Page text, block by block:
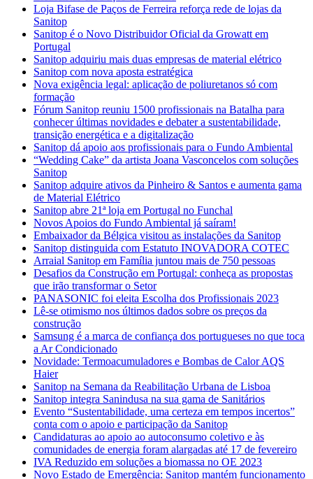
Loja Bifase de Paços de Ferreira reforça rede de lojas da
Sanitop
Sanitop é o Novo Distribuidor Oficial da Growatt em
Portugal
Sanitop adquiriu mais duas empresas de material elétrico
Sanitop com nova aposta estratégica
Nova exigência legal: aplicação de poliuretanos só com
formação
Fórum Sanitop reuniu 1500 profissionais na Batalha para
conhecer últimas novidades e debater a sustentabilidade,
transição energética e a digitalização
Sanitop dá apoio aos profissionais para o Fundo Ambiental
“Wedding Cake” da artista Joana Vasconcelos com soluções
Sanitop
Sanitop adquire ativos da Pinheiro & Santos e aumenta gama
de Material Elétrico
Sanitop abre 21ª loja em Portugal no Funchal
Novos Apoios do Fundo Ambiental já saíram!
Embaixador da Bélgica visitou as instalações da Sanitop
Sanitop distinguida com Estatuto INOVADORA COTEC
Arraial Sanitop em Família juntou mais de 750 pessoas
Desafios da Construção em Portugal: conheça as propostas
que irão transformar o Setor
PANASONIC foi eleita Escolha dos Profissionais 2023
Lê-se otimismo nos últimos dados sobre os preços da
construção
Samsung é a marca de confiança dos portugueses no que toca
a Ar Condicionado
Novidade: Termoacumuladores e Bombas de Calor AQS
Haier
Sanitop na Semana da Reabilitação Urbana de Lisboa
Sanitop integra Sanindusa na sua gama de Sanitários
Evento “Sustentabilidade, uma certeza em tempos incertos”
conta com o apoio e participação da Sanitop
Candidaturas ao apoio ao autoconsumo coletivo e às
comunidades de energia foram alargadas até 17 de fevereiro
IVA Reduzido em soluções a biomassa no OE 2023
Novo Estado de Emergência: Sanitop mantém funcionamento